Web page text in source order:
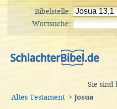
Bibelstelle:
Wortsuche:
Sie sind
Altes Testament > Josua